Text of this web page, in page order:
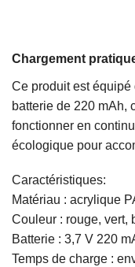
Chargement
Ce produit est équipé
batterie de 220 mAh,
fonctionner en
écologique pour
Caractéristiques:
Matériau : acrylique
Couleur : rouge, vert,
Batterie : 3,7 V 220
Temps de charge :